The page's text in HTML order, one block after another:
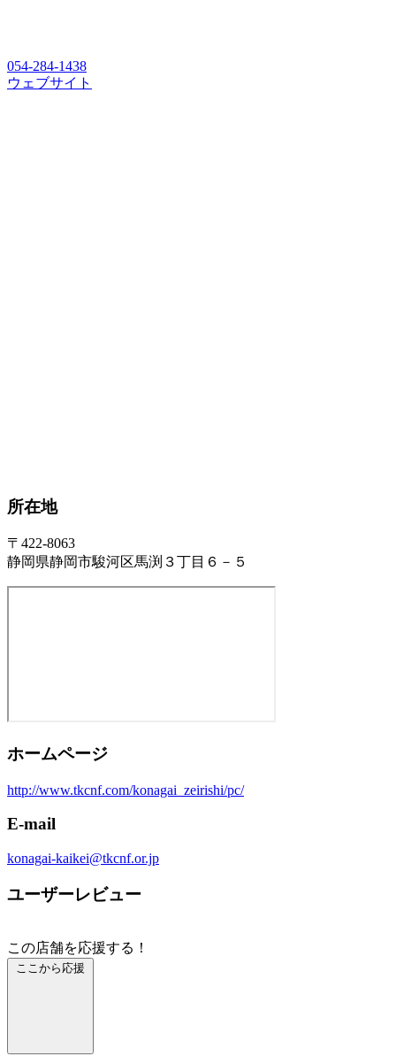
054-284-1438
ウェブサイト
所在地
〒422-8063
静岡県静岡市駿河区馬渕３丁目６－５
ホームページ
http://www.tkcnf.com/konagai_zeirishi/pc/
E-mail
konagai-kaikei@tkcnf.or.jp
ユーザーレビュー
この店舗を応援する！
ここから応援